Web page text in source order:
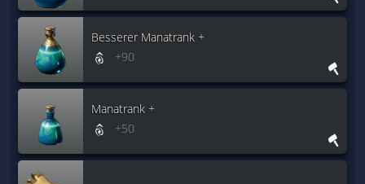
Besserer Manatrank +
+90
Manatrank +
+50